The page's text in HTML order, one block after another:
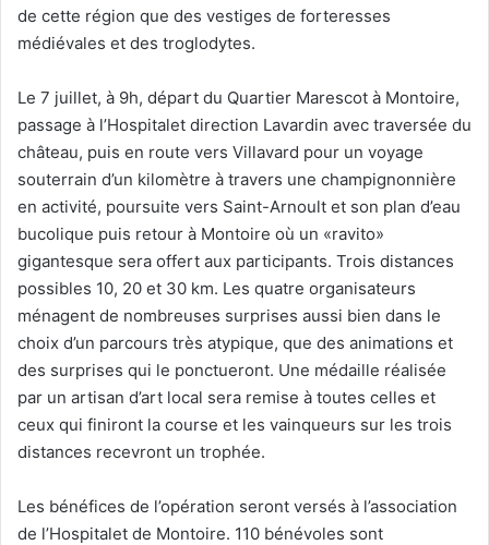
de cette région que des vestiges de forteresses
médiévales et des troglodytes.
Le 7 juillet, à 9h, départ du Quartier Marescot à Montoire,
passage à l’Hospitalet direction Lavardin avec traversée du
château, puis en route vers Villavard pour un voyage
souterrain d’un kilomètre à travers une champignonnière
en activité, poursuite vers Saint-Arnoult et son plan d’eau
bucolique puis retour à Montoire où un «ravito»
gigantesque sera offert aux participants. Trois distances
possibles 10, 20 et 30 km. Les quatre organisateurs
ménagent de nombreuses surprises aussi bien dans le
choix d’un parcours très atypique, que des animations et
des surprises qui le ponctueront. Une médaille réalisée
par un artisan d’art local sera remise à toutes celles et
ceux qui finiront la course et les vainqueurs sur les trois
distances recevront un trophée.
Les bénéfices de l’opération seront versés à l’association
de l’Hospitalet de Montoire. 110 bénévoles sont